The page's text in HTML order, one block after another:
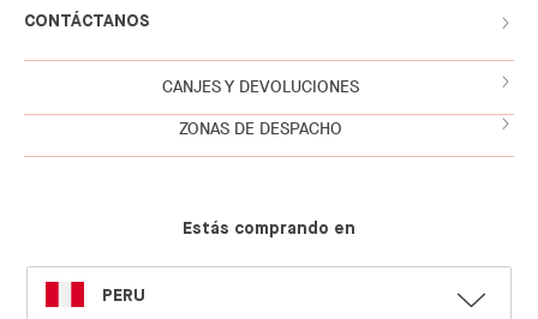
CONTÁCTANOS
CANJES Y DEVOLUCIONES
ZONAS DE DESPACHO
Estás comprando en
SELECT
LANGUAGE
PERU